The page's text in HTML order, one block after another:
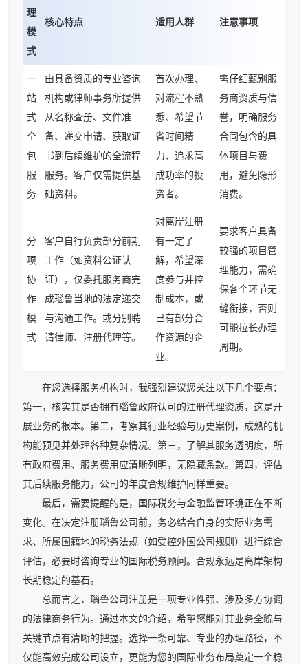
理
模
式
核心特点 适用人群 注意事项
一
站
式
全
包
服
务
由具备资质的专业咨询
机构或律师事务所提供
从名称查册、文件准
备、递交申请、获取证
书到后续维护的全流程
服务。客户仅需提供基
础资料。
首次办理、
对流程不熟
悉、希望节
省时间精
力、追求高
成功率的投
资者。
需仔细甄别服
务商资质与信
誉，明确服务
合同包含的具
体项目与费
用，避免隐形
消费。
分
项
协
作
模
式
客户自行负责部分前期
工作（如资料公证认
证），仅委托服务商完
成瑙鲁当地的法定递交
与沟通工作。或分别聘
请律师、注册代理等。
对离岸注册
有一定了
解，希望深
度参与并控
制成本，或
已有部分合
作资源的企
业。
要求客户具备
较强的项目管
理能力，需确
保各个环节无
缝衔接，否则
可能拉长办理
周期。
在您选择服务机构时，我强烈建议您关注以下几个要点：
第一，核实其是否拥有瑙鲁政府认可的注册代理资质，这是开
展业务的根本。第二，考察其行业经验与历史案例，成熟的机
构能预见并处理各种复杂情况。第三，了解其服务透明度，所
有政府费用、服务费用应清晰列明，无隐藏条款。第四，评估
其后续服务能力，公司的年度合规维护同样重要。
最后，需要提醒的是，国际税务与金融监管环境正在不断
变化。在决定注册瑙鲁公司前，务必结合自身的实际业务需
求、所属国籍地的税务法规（如受控外国公司规则）进行综合
评估，必要时咨询专业的国际税务顾问。合规永远是离岸架构
长期稳定的基石。
总而言之，瑙鲁公司注册是一项专业性强、涉及多方协调
的法律商务行为。通过本文的介绍，希望您能对其业务全貌与
关键节点有清晰的把握。选择一条可靠、专业的办理路径，不
仅能高效完成公司设立，更能为您的国际业务布局奠定一个稳